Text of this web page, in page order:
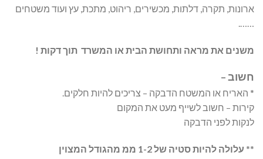
ארונות, תקרה, דלתות, מכשירים, ריהוט, מתכת, עץ ועוד משטחים
משנים את מראה ותחושת הבית או המשרד תוך דקות !
חשוב –
* האריח או המשטח הדבקה – צריכים להיות חלקים.
קירות – חשוב לשייף מעט את המקום
לנקות לפני הדבקה
** עלולה להיות סטיה של 1-2 ממ מהגודל המצוין